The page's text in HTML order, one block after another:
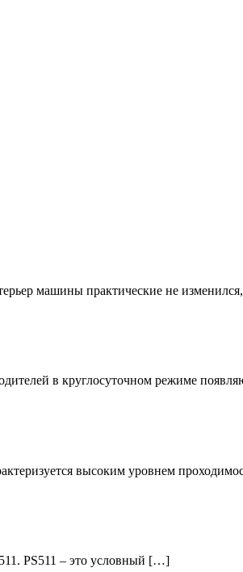
машины практические не
в круглосуточном режиме
высоким уровнем
PS511 – это условный […]